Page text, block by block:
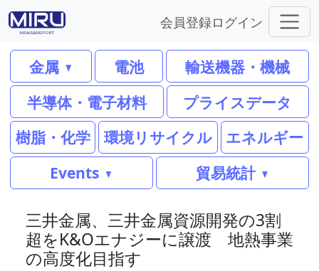
会員登録ログイン
金属 電池
輸送機器・機械
半導体・電子材料
プライスデータ
樹脂・化学
環境リサイクル
エネルギー
Events
貿易統計
三井金属、三井金属資源開発の3割
超をK&Oエナジーに譲渡 地熱事業
の高度化目指す